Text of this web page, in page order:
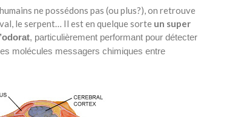
ne possédons pas (ou plus?), on retrouve
le serpent… Il est en quelque sorte un super
, particulièrement performant pour détecter
molécules messagers chimiques entre